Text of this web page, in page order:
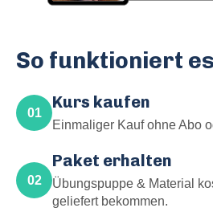
So funktioniert es
01
Kurs kaufen
Einmaliger Kauf ohne Abo
02
Paket erhalten
Übungspuppe & Material
geliefert bekommen.